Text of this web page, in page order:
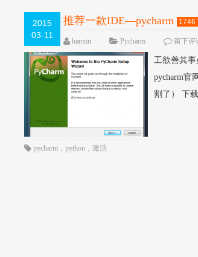
2015
03-11
推荐一款IDE—pycharm 1746
hanxin Pycharm 留下评
工欲善其
pycharm官
割了） 下
pycharm ，python ，激活